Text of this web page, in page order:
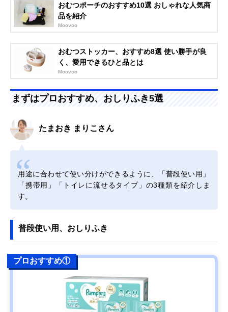
おむつポーチのおすすめ10選 おしゃれな人気商
品を紹介
Moovoo
おむつストッカー、おすすめ8選 使い勝手が良
く、愛用できるひと品とは
Moovoo
まずはプロおすすめ、おしりふき5選
たまおき まりこさん
用途に合わせて使い分けができるように、「普段使い用」
「携帯用」「トイレに流せるタイプ」の3種類を紹介しま
す。
普段使い用、おしりふき
プロおすすめ①